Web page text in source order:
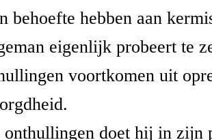
behoefte hebben aan
eigenlijk probeert te
voortkomen uit
doet hij in zijn